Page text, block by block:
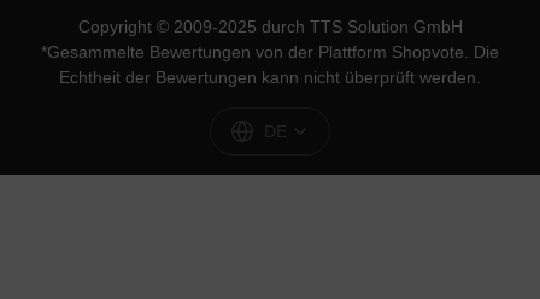
Copyright © 2009-2025 durch TTS Solution GmbH
*Gesammelte Bewertungen von der Plattform Shopvote . Die
Echtheit der Bewertungen kann nicht überprüft werden.
DE